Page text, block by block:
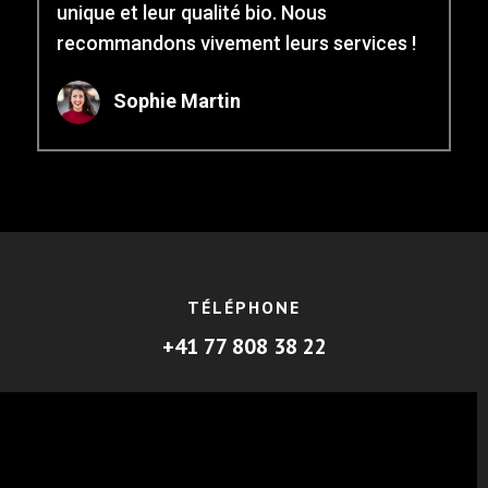
unique et leur qualité bio. Nous
recommandons vivement leurs services !
Sophie Martin
TÉLÉPHONE
+41 77 808 38 22